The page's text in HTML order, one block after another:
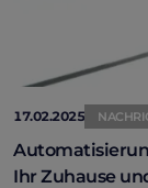
17.02.2025
Ihr Zuhause